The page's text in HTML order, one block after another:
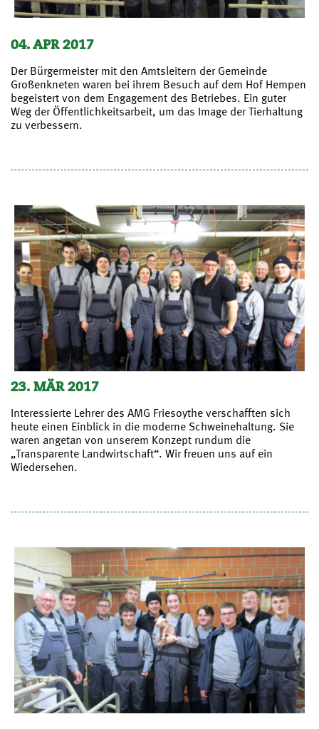
04. APR 2017
Der Bürgermeister mit den Amtsleitern der Gemeinde
Großenkneten waren bei ihrem Besuch auf dem Hof Hempen
begeistert von dem Engagement des Betriebes. Ein guter
Weg der Öffentlichkeitsarbeit, um das Image der Tierhaltung
zu verbessern.
23. MÄR 2017
Interessierte Lehrer des AMG Friesoythe verschafften sich
heute einen Einblick in die moderne Schweinehaltung. Sie
waren angetan von unserem Konzept rundum die
„Transparente Landwirtschaft“. Wir freuen uns auf ein
Wiedersehen.